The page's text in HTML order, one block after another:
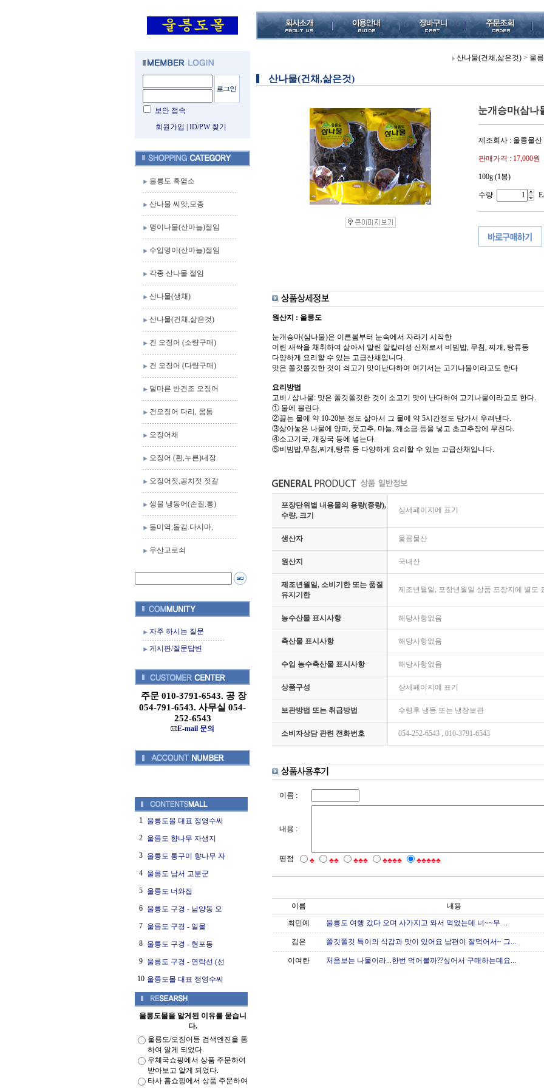
보안 접속
회원가입
ID/PW 찾기
울릉도 흑염소
산나물 씨앗,모종
명이나물(산마늘)절임
수입명이(산마늘)절임
각종 산나물 절임
산나물(생채)
산나물(건채,삶은것)
건 오징어 (소량구매)
건 오징어 (다량구매)
덜마른 반건조 오징어
건오징어 다리, 몸통
오징어채
오징어 (흰,누른)내장
오징어젓,꽁치젓.젓갈
생물 냉동어(손질,통)
돌미역,돌김.다시마,
우산고로쇠
자주 하시는 질문
게시판/질문답변
주문 010-3791-6543. 공 장
054-791-6543. 사무실 054-
252-6543
E-mail 문의
1 울릉도몰 대표 정영수씨
2 울릉도 향나무 자생지
3 울릉도 통구미 향나무 자
4 울릉도 남서 고분군
5 울릉도 너와집
6 울릉도 구경 - 남양동 오
7 울릉도 구경 - 일몰
8 울릉도 구경 - 현포동
9 울릉도 구경 - 연락선 (선
10 울릉도몰 대표 정영수씨
울릉도몰을 알게된 이유를 묻습니
다.
울릉도/오징어등 검색엔진을 통
하여 알게 되었다.
우체국쇼핑에서 상품 주문하여
받아보고 알게 되었다.
타사 홈쇼핑에서 상품 주문하여
산나물(건채,삶은것) > 울
산나물(건채,삶은것)
눈개승마(삼나
제조회사 : 울릉물산
판매가격 : 17,000원
100g (1봉)
수량
원산지 : 울릉도
눈개승마(삼나물)은 이른봄부터 눈속에서 자라기 시작한
어린 새싹을 채취하여 삶아서 말린 알칼리성 산채로서 비빔밥, 무침, 찌개, 탕류등
다양하게 요리할 수 있는 고급산채입니다.
맛은 쫄깃쫄깃한 것이 쇠고기 맛이난다하여 여기서는 고기나물이라고도 한다
요리방법
고비 / 삼나물: 맛은 쫄깃쫄깃한 것이 소고기 맛이 난다하여 고기나물이라고도 한다.
① 물에 불린다.
②끓는 물에 약 10-20분 정도 삶아서 그 물에 약 5시간정도 담가서 우려낸다.
③삶아놓은 나물에 양파, 풋고추, 마늘, 깨소금 등을 넣고 초고추장에 무친다.
④소고기국, 개장국 등에 넣는다.
⑤비빔밥,무침,찌개,탕류 등 다양하게 요리할 수 있는 고급산채입니다.
포장단위별 내용물의 용량(중량),
수량, 크기
상세페이지에 표기
생산자 울릉물산
원산지 국내산
제조년월일, 소비기한 또는 품질
유지기한
제조년월일, 포장년월일 상품 포장지에 별도
농수산물 표시사항 해당사항없음
축산물 표시사항 해당사항없음
수입 농수축산물 표시사항 해당사항없음
상품구성 상세페이지에 표기
보관방법 또는 취급방법 수령후 냉동 또는 냉장보관
소비자상담 관련 전화번호 054-252-6543 , 010-3791-6543
이름 :
내용 :
평점 ♣ ♣♣ ♣♣♣ ♣♣♣♣ ♣♣♣♣♣
이름
내용
최민예
울릉도 여행 갔다 오며 사가지고 와서 먹었는데 너~~무 ...
김은 쫄깃쫄깃 특이의 식감과 맛이 있어요 남편이 잘먹어서~ 그...
이여란 처음보는 나물이라...한번 먹어볼까??싶어서 구매하는데요...